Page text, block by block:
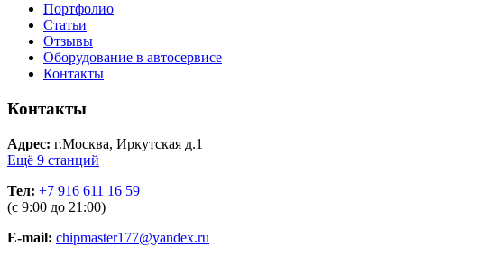
Портфолио
Статьи
Отзывы
Оборудование в автосервисе
Контакты
Контакты
Адрес: г.Москва, Иркутская д.1
Ещё 9 станций
Тел: +7 916 611 16 59
(с 9:00 до 21:00)
E-mail: chipmaster177@yandex.ru